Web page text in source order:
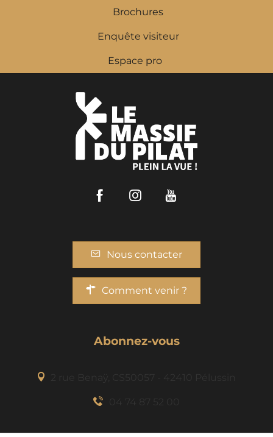
Prestations
Brochures
Enquête visiteur
Espace pro
FacebookInstagram
Nous contacter
Comment venir ?
Abonnez-vous